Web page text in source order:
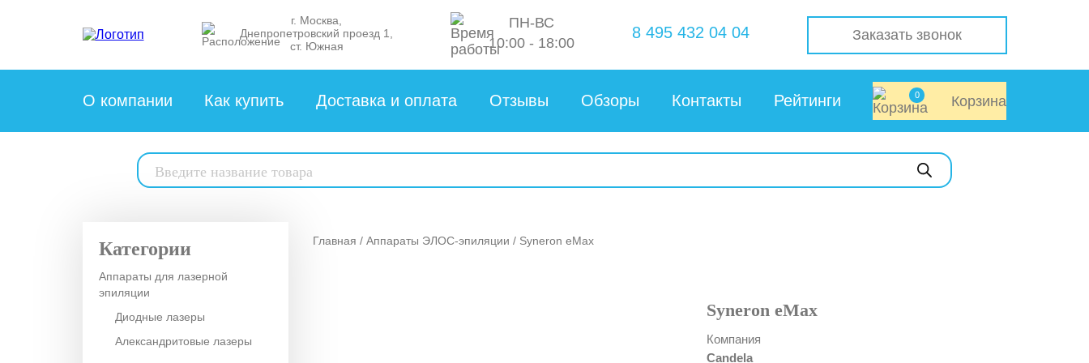
г. Москва,
Днепропетровский проезд 1,
ст. Южная
ПН-ВС
10:00 - 18:00
8 495 432 04 04 Заказать звонок
О компании Как купить Доставка и оплата Отзывы Обзоры Контакты Рейтинги 0 Корзина
Поиск
товаров
Категории
Аппараты для лазерной
эпиляции
Диодные лазеры
Александритовые лазеры
Главная / Аппараты ЭЛОС-эпиляции / Syneron eMax
Syneron eMax
Компания
Candela